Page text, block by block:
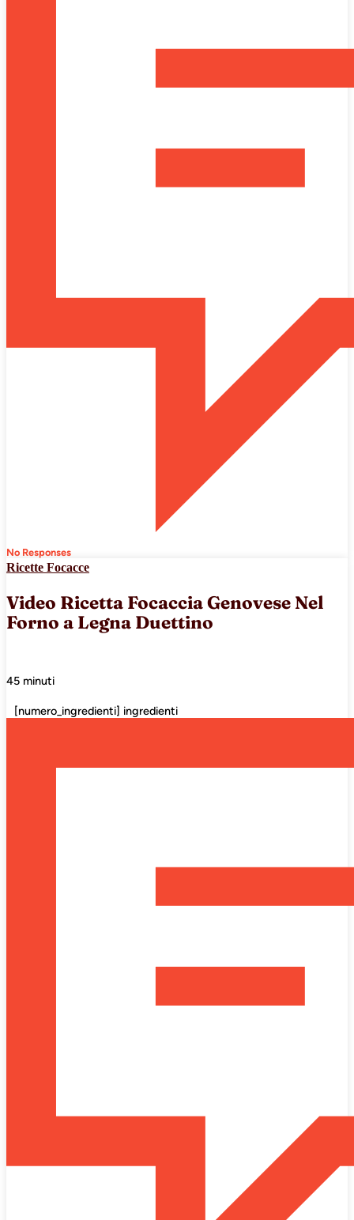
No Responses
Ricette Focacce
Video Ricetta Focaccia Genovese Nel
Forno a Legna Duettino
45 minuti
[numero_ingredienti] ingredienti